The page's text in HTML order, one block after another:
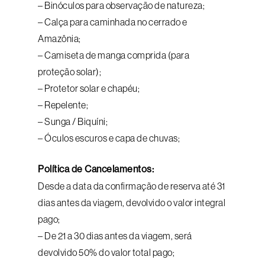
– Binóculos para observação de natureza;
– Calça para caminhada no cerrado e
Amazônia;
– Camiseta de manga comprida (para
proteção solar);
– Protetor solar e chapéu;
– Repelente;
– Sunga / Biquíni;
– Óculos escuros e capa de chuvas;
Política de Cancelamentos:
Desde a data da confirmação de reserva até 31
dias antes da viagem, devolvido o valor integral
pago;
– De 21 a 30 dias antes da viagem, será
devolvido 50% do valor total pago;